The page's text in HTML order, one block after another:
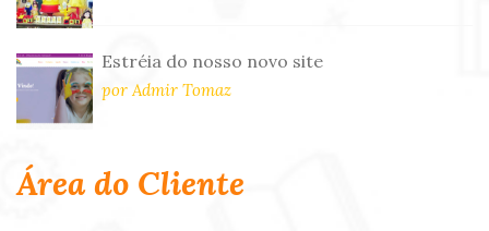
Estréia do nosso novo site
por Admir Tomaz
Área do Cliente